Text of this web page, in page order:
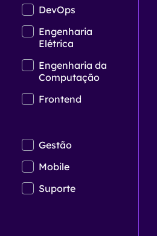
DevOps
Engenharia
Elétrica
Engenharia da
Computação
Frontend
Gestão
Mobile
Suporte